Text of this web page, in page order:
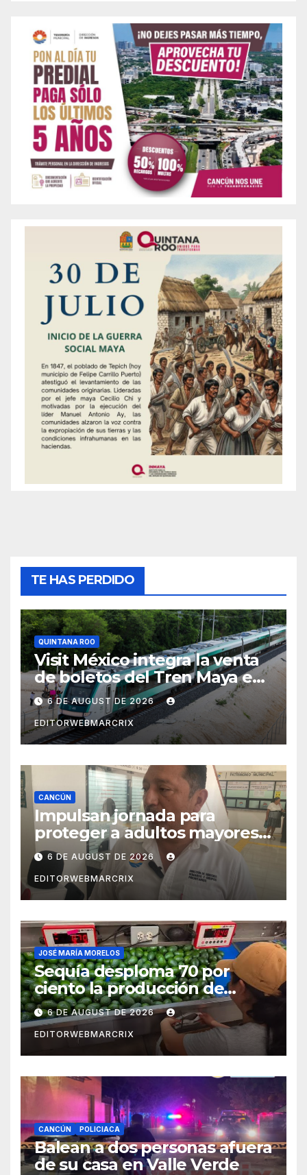
TE HAS PERDIDO
QUINTANA ROO
Visit México integra la venta
de boletos del Tren Maya en
su plataforma oficial
6 DE AUGUST DE 2026
EDITORWEBMARCRIX
CANCÚN
Impulsan jornada para
proteger a adultos mayores
de fraudes en Cancún
6 DE AUGUST DE 2026
EDITORWEBMARCRIX
JOSÉ MARÍA MORELOS
Sequía desploma 70 por
ciento la producción de
aguacate en Candelaria
6 DE AUGUST DE 2026
EDITORWEBMARCRIX
CANCÚN POLICIACA
Balean a dos personas afuera
de su casa en Valle Verde